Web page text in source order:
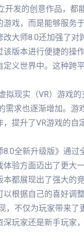
开发的创意作品，
戏，而是能够服务
大师8.0还加强了
版本进行便捷的操
义世界中。这种跨
拟现实（VR）游戏
需求也逐渐增加。
提升了VR游戏的自
全新升级版》通
验方面迈出了更大
都展现出了强大的竞
根据自己的喜好调
，不仅为玩家带来
深玩家还是新手玩家